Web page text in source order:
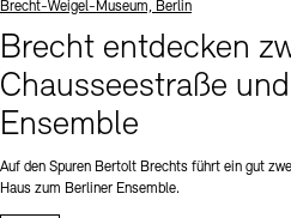
Standort
Brecht-Weigel-Museum, Berlin
Brecht entdecken
Chausseestraße
Ensemble
Auf den Spuren Bertolt Brechts führt ein gut
Haus zum Berliner Ensemble.